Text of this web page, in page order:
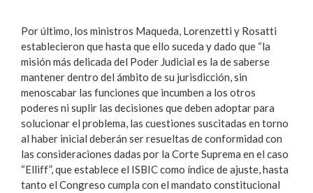
Por último, los ministros Maqueda, Lorenzetti y Rosatti
establecieron que hasta que ello suceda y dado que “la
misión más delicada del Poder Judicial es la de saberse
mantener dentro del ámbito de su jurisdicción, sin
menoscabar las funciones que incumben a los otros
poderes ni suplir las decisiones que deben adoptar para
solucionar el problema, las cuestiones suscitadas en torno
al haber inicial deberán ser resueltas de conformidad con
las consideraciones dadas por la Corte Suprema en el caso
“Elliff”, que establece el ISBIC como índice de ajuste, hasta
tanto el Congreso cumpla con el mandato constitucional